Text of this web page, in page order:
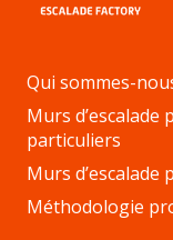
Qui sommes-
Murs
particuliers
Murs
Méthodologie